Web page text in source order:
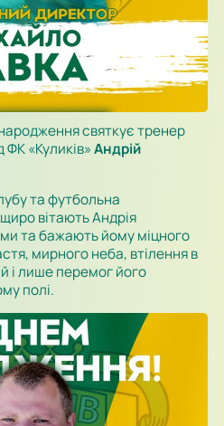
святкує тренер
«Куликів»Андрій
та футбольна
вітають Андрія
та бажають йому міцного
мирного неба, втілення в
і лише перемог його
полі.